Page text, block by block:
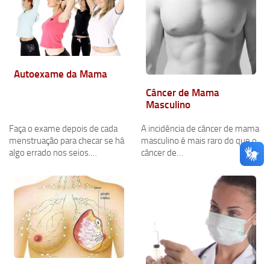
Autoexame da Mama
Faça o exame depois de cada
menstruação para checar se há
algo errado nos seios.…
Câncer de Mama
Masculino
A incidência de câncer de mama
masculino é mais raro do que o
câncer de…